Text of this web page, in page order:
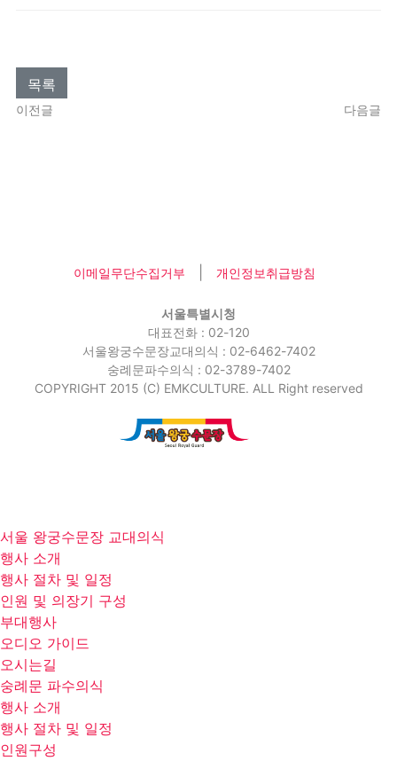
목록
이전글 다음글
이메일무단수집거부 개인정보취급방침
서울특별시청
대표전화 : 02-120
서울왕궁수문장교대의식 : 02-6462-7402
숭례문파수의식 : 02-3789-7402
COPYRIGHT 2015 (C) EMKCULTURE. ALL Right reserved
서울 왕궁수문장 교대의식
행사 소개
행사 절차 및 일정
인원 및 의장기 구성
부대행사
오디오 가이드
오시는길
숭례문 파수의식
행사 소개
행사 절차 및 일정
인원구성